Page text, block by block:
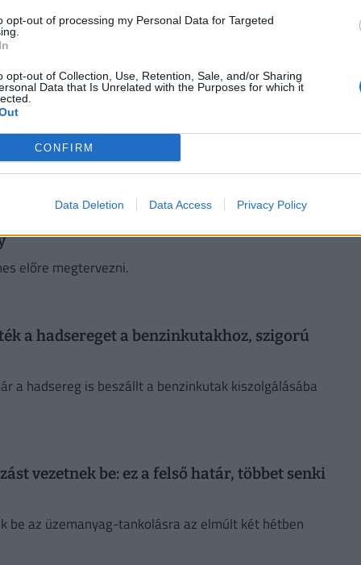
opt-out of processing my Personal Data for Targeted
opt-out of Collection, Use, Retention, Sale, and/or Sharing
Data that Is Unrelated with the Purposes for which it
CONFIRM
Data Deletion Data Access Privacy Policy
és a fűtőolaj drágult, míg a 95-ös benzin ára
holnaptól már él is, erre készülhetnek az
a gázolaj ára csökken bruttó 7 forinttal
Súlyos hírünk van, drasztikus üzemanyag-
előre megtervezni.
a hadsereget a benzinkutakhoz, szigorú
a hadsereg is beszállt a benzinkutak kiszolgálásába
vezetnek be: ez a felső határ, többet senki
be az üzemanyag-tankolásra az elmúlt két hétben